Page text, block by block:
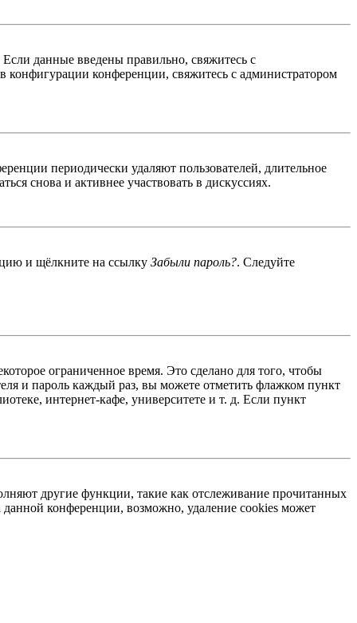
данные введены правильно, свяжитесь с
конференции, свяжитесь с администратором
периодически удаляют пользователей, длительное
снова и активнее участвовать в дискуссиях.
и щёлкните на ссылку Забыли пароль?. Следуйте
ограниченное время. Это сделано для того, чтобы
и пароль каждый раз, вы можете отметить флажком пункт
интернет-кафе, университете и т. д. Если пункт
другие функции, такие как отслеживание прочитанных
конференции, возможно, удаление cookies может